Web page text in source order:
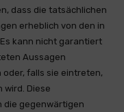
dass die tatsächlichen
erheblich von den in
kann nicht garantiert
Aussagen
falls sie eintreten,
wird. Diese
die gegenwärtigen